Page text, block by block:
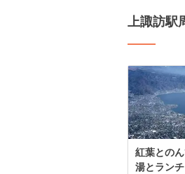
上諏訪駅
紅葉との
湯とランチ